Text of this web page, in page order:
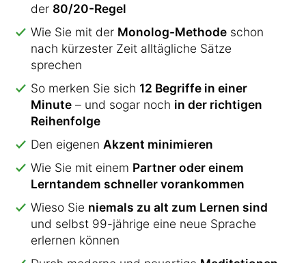
der 80/20-Regel
Wie Sie mit der Monolog-Methode schon
nach kürzester Zeit alltägliche Sätze
sprechen
So merken Sie sich 12 Begriffe in einer
Minute – und sogar noch in der richtigen
Reihenfolge
Den eigenen Akzent minimieren
Wie Sie mit einem Partner oder einem
Lerntandem schneller vorankommen
Wieso Sie niemals zu alt zum Lernen sind
und selbst 99-jährige eine neue Sprache
erlernen können